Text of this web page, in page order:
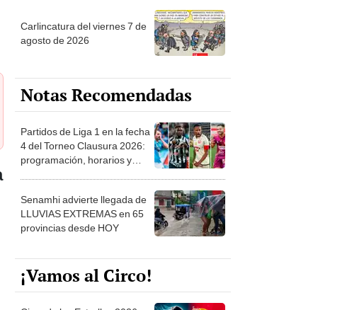
agosto de 2026
Notas Recomendadas
4 del Torneo Clausura 2026:
programación, horarios y
dónde ver
LLUVIAS EXTREMAS en 65
provincias desde HOY
¡Vamos al Circo!